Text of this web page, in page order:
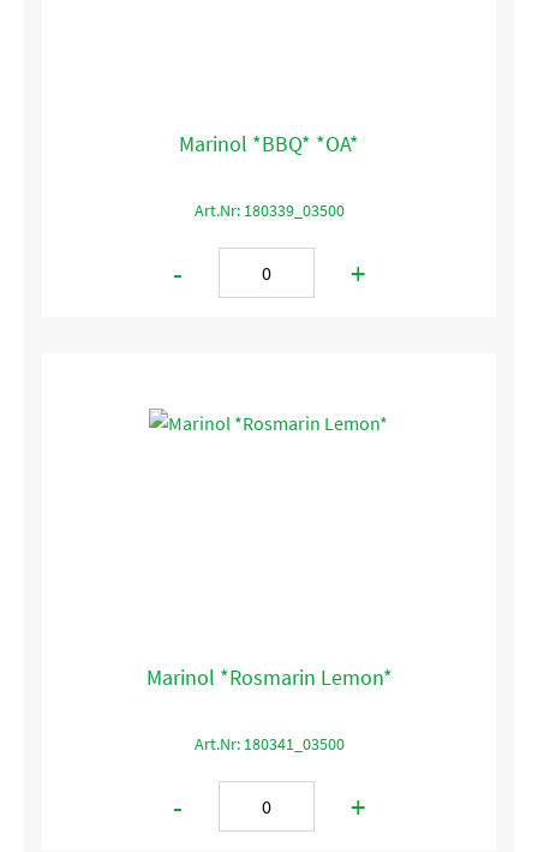
Marinol *BBQ* *OA*
Art.Nr: 180339_03500
- +
Marinol *Rosmarin Lemon*
Art.Nr: 180341_03500
- +